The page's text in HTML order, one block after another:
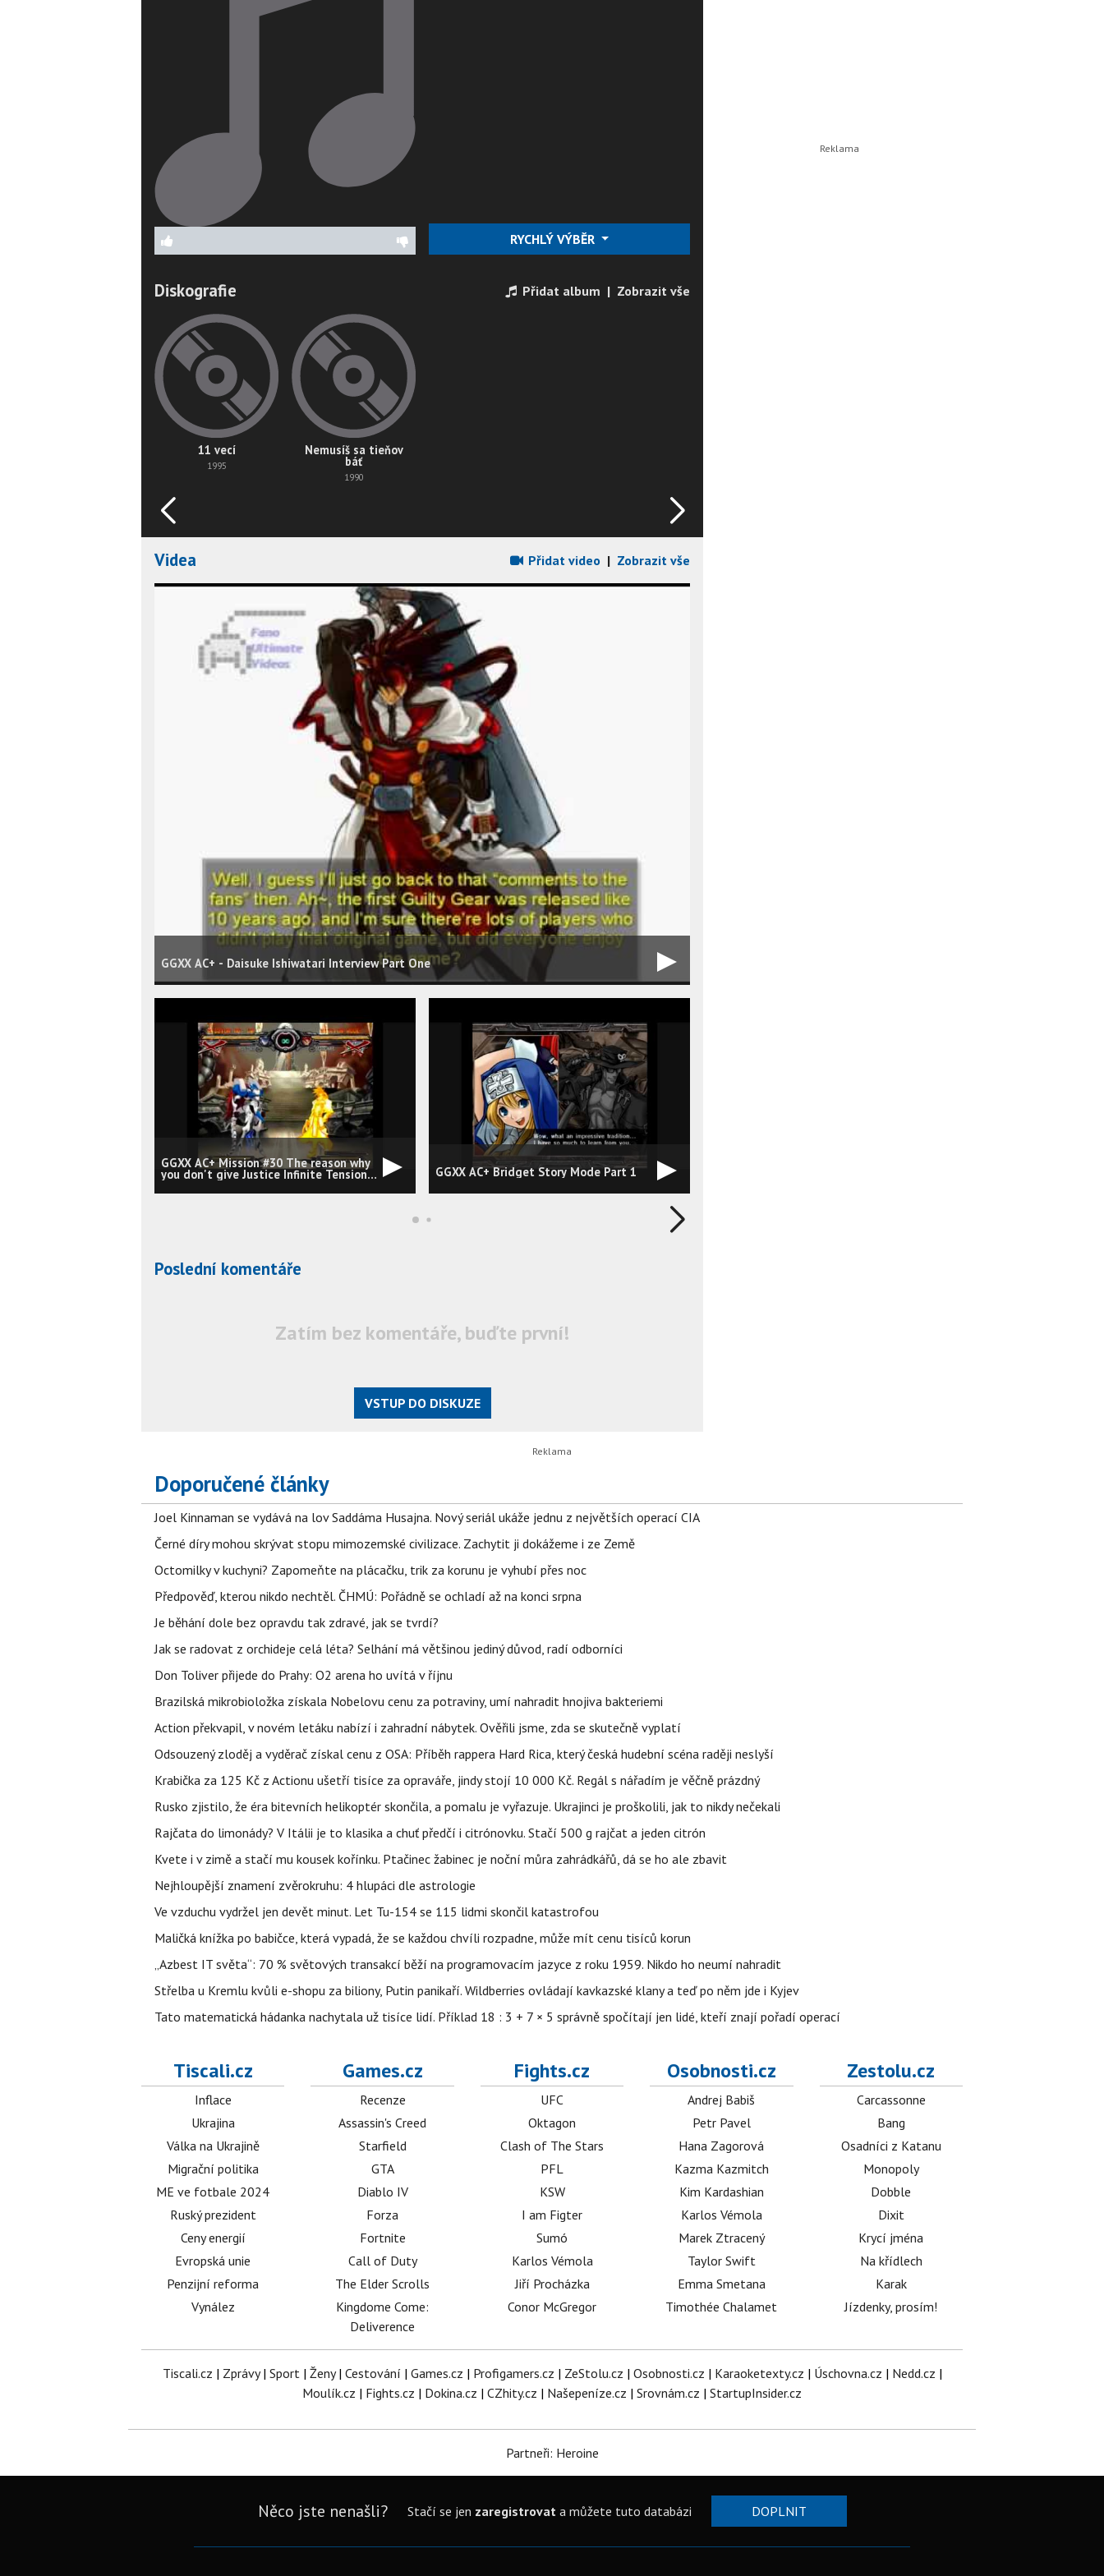
RYCHLÝ VÝBĚR
Diskografie Přidat album | Zobrazit vše
11 vecí
1995
Nemusíš sa tieňov
báť
1990
Videa Přidat video | Zobrazit vše
GGXX AC+ - Daisuke Ishiwatari Interview Part One
GGXX AC+ Mission #30 The reason why
you don't give Justice Infinite Tension GGXX AC+ Bridget Story Mode Part 1
Poslední komentáře
Zatím bez komentáře, buďte první!
VSTUP DO DISKUZE
Doporučené články
Joel Kinnaman se vydává na lov Saddáma Husajna. Nový seriál ukáže jednu z největších operací CIA
Černé díry mohou skrývat stopu mimozemské civilizace. Zachytit ji dokážeme i ze Země
Octomilky v kuchyni? Zapomeňte na plácačku, trik za korunu je vyhubí přes noc
Předpověď, kterou nikdo nechtěl. ČHMÚ: Pořádně se ochladí až na konci srpna
Je běhání dole bez opravdu tak zdravé, jak se tvrdí?
Jak se radovat z orchideje celá léta? Selhání má většinou jediný důvod, radí odborníci
Don Toliver přijede do Prahy: O2 arena ho uvítá v říjnu
Brazilská mikrobioložka získala Nobelovu cenu za potraviny, umí nahradit hnojiva bakteriemi
Action překvapil, v novém letáku nabízí i zahradní nábytek. Ověřili jsme, zda se skutečně vyplatí
Odsouzený zloděj a vyděrač získal cenu z OSA: Příběh rappera Hard Rica, který česká hudební scéna raději neslyší
Krabička za 125 Kč z Actionu ušetří tisíce za opraváře, jindy stojí 10 000 Kč. Regál s nářadím je věčně prázdný
Rusko zjistilo, že éra bitevních helikoptér skončila, a pomalu je vyřazuje. Ukrajinci je proškolili, jak to nikdy nečekali
Rajčata do limonády? V Itálii je to klasika a chuť předčí i citrónovku. Stačí 500 g rajčat a jeden citrón
Kvete i v zimě a stačí mu kousek kořínku. Ptačinec žabinec je noční můra zahrádkářů, dá se ho ale zbavit
Nejhloupější znamení zvěrokruhu: 4 hlupáci dle astrologie
Ve vzduchu vydržel jen devět minut. Let Tu-154 se 115 lidmi skončil katastrofou
Maličká knížka po babičce, která vypadá, že se každou chvíli rozpadne, může mít cenu tisíců korun
„Azbest IT světa“: 70 % světových transakcí běží na programovacím jazyce z roku 1959. Nikdo ho neumí nahradit
Střelba u Kremlu kvůli e-shopu za biliony, Putin panikaří. Wildberries ovládají kavkazské klany a teď po něm jde i Kyjev
Tato matematická hádanka nachytala už tisíce lidí. Příklad 18 : 3 + 7 × 5 správně spočítají jen lidé, kteří znají pořadí operací
Tiscali.cz
Inflace
Ukrajina
Válka na Ukrajině
Migrační politika
ME ve fotbale 2024
Ruský prezident
Ceny energií
Evropská unie
Penzijní reforma
Vynález
Games.cz
Recenze
Assassin's Creed
Starfield
GTA
Diablo IV
Forza
Fortnite
Call of Duty
The Elder Scrolls
Kingdome Come:
Deliverence
Fights.cz
UFC
Oktagon
Clash of The Stars
PFL
KSW
I am Figter
Sumó
Karlos Vémola
Jiří Procházka
Conor McGregor
Osobnosti.cz
Andrej Babiš
Petr Pavel
Hana Zagorová
Kazma Kazmitch
Kim Kardashian
Karlos Vémola
Marek Ztracený
Taylor Swift
Emma Smetana
Timothée Chalamet
Zestolu.cz
Carcassonne
Bang
Osadníci z Katanu
Monopoly
Dobble
Dixit
Krycí jména
Na křídlech
Karak
Jízdenky, prosím!
Tiscali.cz | Zprávy| Sport| Ženy| Cestování | Games.cz | Profigamers.cz | ZeStolu.cz | Osobnosti.cz | Karaoketexty.cz | Úschovna.cz | Nedd.cz |
Moulík.cz | Fights.cz | Dokina.cz | CZhity.cz | Našepeníze.cz | Srovnám.cz | StartupInsider.cz
Partneři: Heroine
Něco jste nenašli? Stačí se jen zaregistrovata můžete tuto databázi DOPLNIT